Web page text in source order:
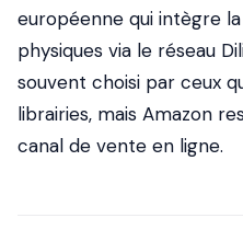
européenne qui intègre
physiques via le réseau
souvent choisi par ceux
librairies, mais Amazon
canal de vente en ligne.